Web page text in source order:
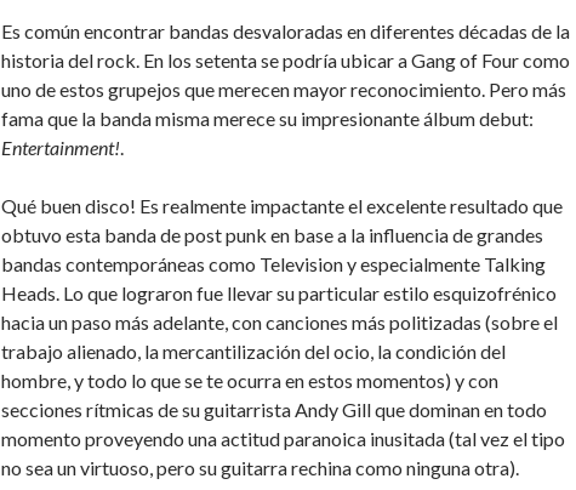
Es común encontrar bandas desvaloradas en diferentes décadas de la
historia del rock. En los setenta se podría ubicar a Gang of Four como
uno de estos grupejos que merecen mayor reconocimiento. Pero más
fama que la banda misma merece su impresionante álbum debut:
Entertainment!.
Qué buen disco! Es realmente impactante el excelente resultado que
obtuvo esta banda de post punk en base a la influencia de grandes
bandas contemporáneas como Television y especialmente Talking
Heads. Lo que lograron fue llevar su particular estilo esquizofrénico
hacia un paso más adelante, con canciones más politizadas (sobre el
trabajo alienado, la mercantilización del ocio, la condición del
hombre, y todo lo que se te ocurra en estos momentos) y con
secciones rítmicas de su guitarrista Andy Gill que dominan en todo
momento proveyendo una actitud paranoica inusitada (tal vez el tipo
no sea un virtuoso, pero su guitarra rechina como ninguna otra).